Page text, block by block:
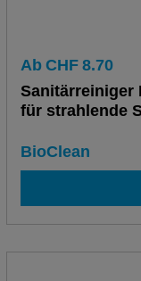
Ab CHF 8.70
Sanitärreiniger
für strahlende
BioClean